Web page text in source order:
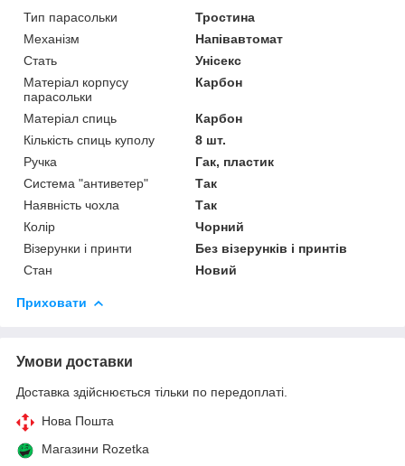
Тип парасольки
Тростина
Механізм
Напівавтомат
Стать
Унісекс
Матеріал корпусу
парасольки
Карбон
Матеріал спиць
Карбон
Кількість спиць куполу
8 шт.
Ручка
Гак, пластик
Система "антиветер"
Так
Наявність чохла
Так
Колір
Чорний
Візерунки і принти
Без візерунків і принтів
Стан
Новий
Приховати
Умови доставки
Доставка здійснюється тільки по передоплаті.
Нова Пошта
Магазини Rozetka